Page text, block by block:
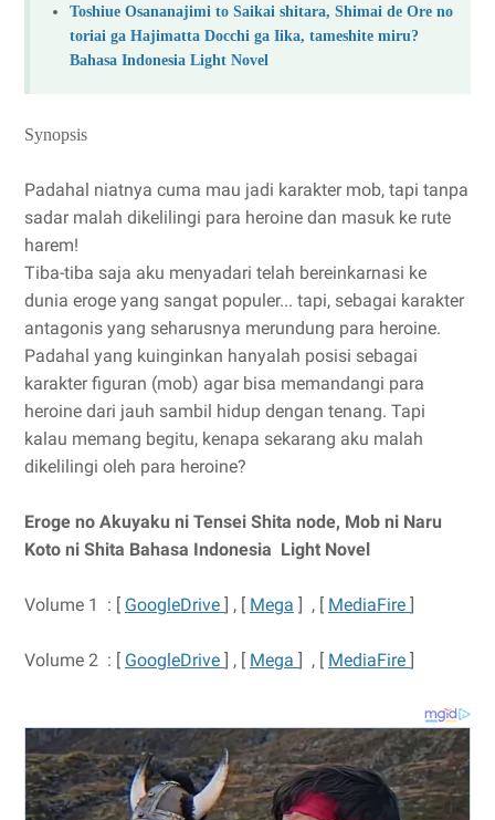
Toshiue Osananajimi to Saikai shitara, Shimai de Ore no
toriai ga Hajimatta Docchi ga Iika, tameshite miru?
Bahasa Indonesia Light Novel
Synopsis
Padahal niatnya cuma mau jadi karakter mob, tapi tanpa
sadar malah dikelilingi para heroine dan masuk ke rute
harem!
Tiba-tiba saja aku menyadari telah bereinkarnasi ke
dunia eroge yang sangat populer... tapi, sebagai karakter
antagonis yang seharusnya merundung para heroine.
Padahal yang kuinginkan hanyalah posisi sebagai
karakter figuran (mob) agar bisa memandangi para
heroine dari jauh sambil hidup dengan tenang. Tapi
kalau memang begitu, kenapa sekarang aku malah
dikelilingi oleh para heroine?
Eroge no Akuyaku ni Tensei Shita node, Mob ni Naru
Koto ni Shita Bahasa Indonesia Light Novel
Volume 1 : [ GoogleDrive ] , [ Mega ] , [ MediaFire ]
Volume 2 : [ GoogleDrive ] , [ Mega ] , [ MediaFire ]